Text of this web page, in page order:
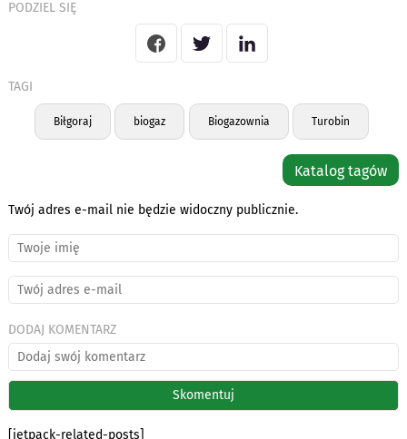
PODZIEL SIĘ
TAGI
Biłgoraj biogaz Biogazownia Turobin
Katalog tagów
Twój adres e-mail nie będzie widoczny publicznie.
DODAJ KOMENTARZ
[jetpack-related-posts]